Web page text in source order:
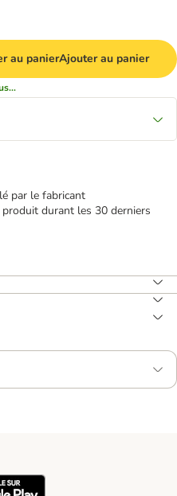
au panierAjouter au panier
par le fabricant
durant les 30 derniers